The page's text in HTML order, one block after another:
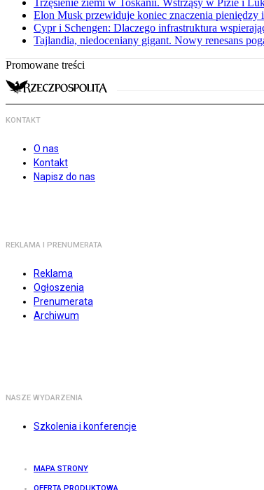
Trzęsienie ziemi w Toskanii. Wstrząsy w Pizie i
Elon Musk przewiduje koniec znaczenia
Cypr i Schengen: Dlaczego infrastruktura
Tajlandia, niedoceniany gigant. Nowy renesans
Promowane treści
KONTAKT
O nas
Kontakt
Napisz do nas
REKLAMA I PRENUMERATA
Reklama
Ogłoszenia
Prenumerata
Archiwum
NASZE WYDARZENIA
Szkolenia i konferencje
MAPA STRONY